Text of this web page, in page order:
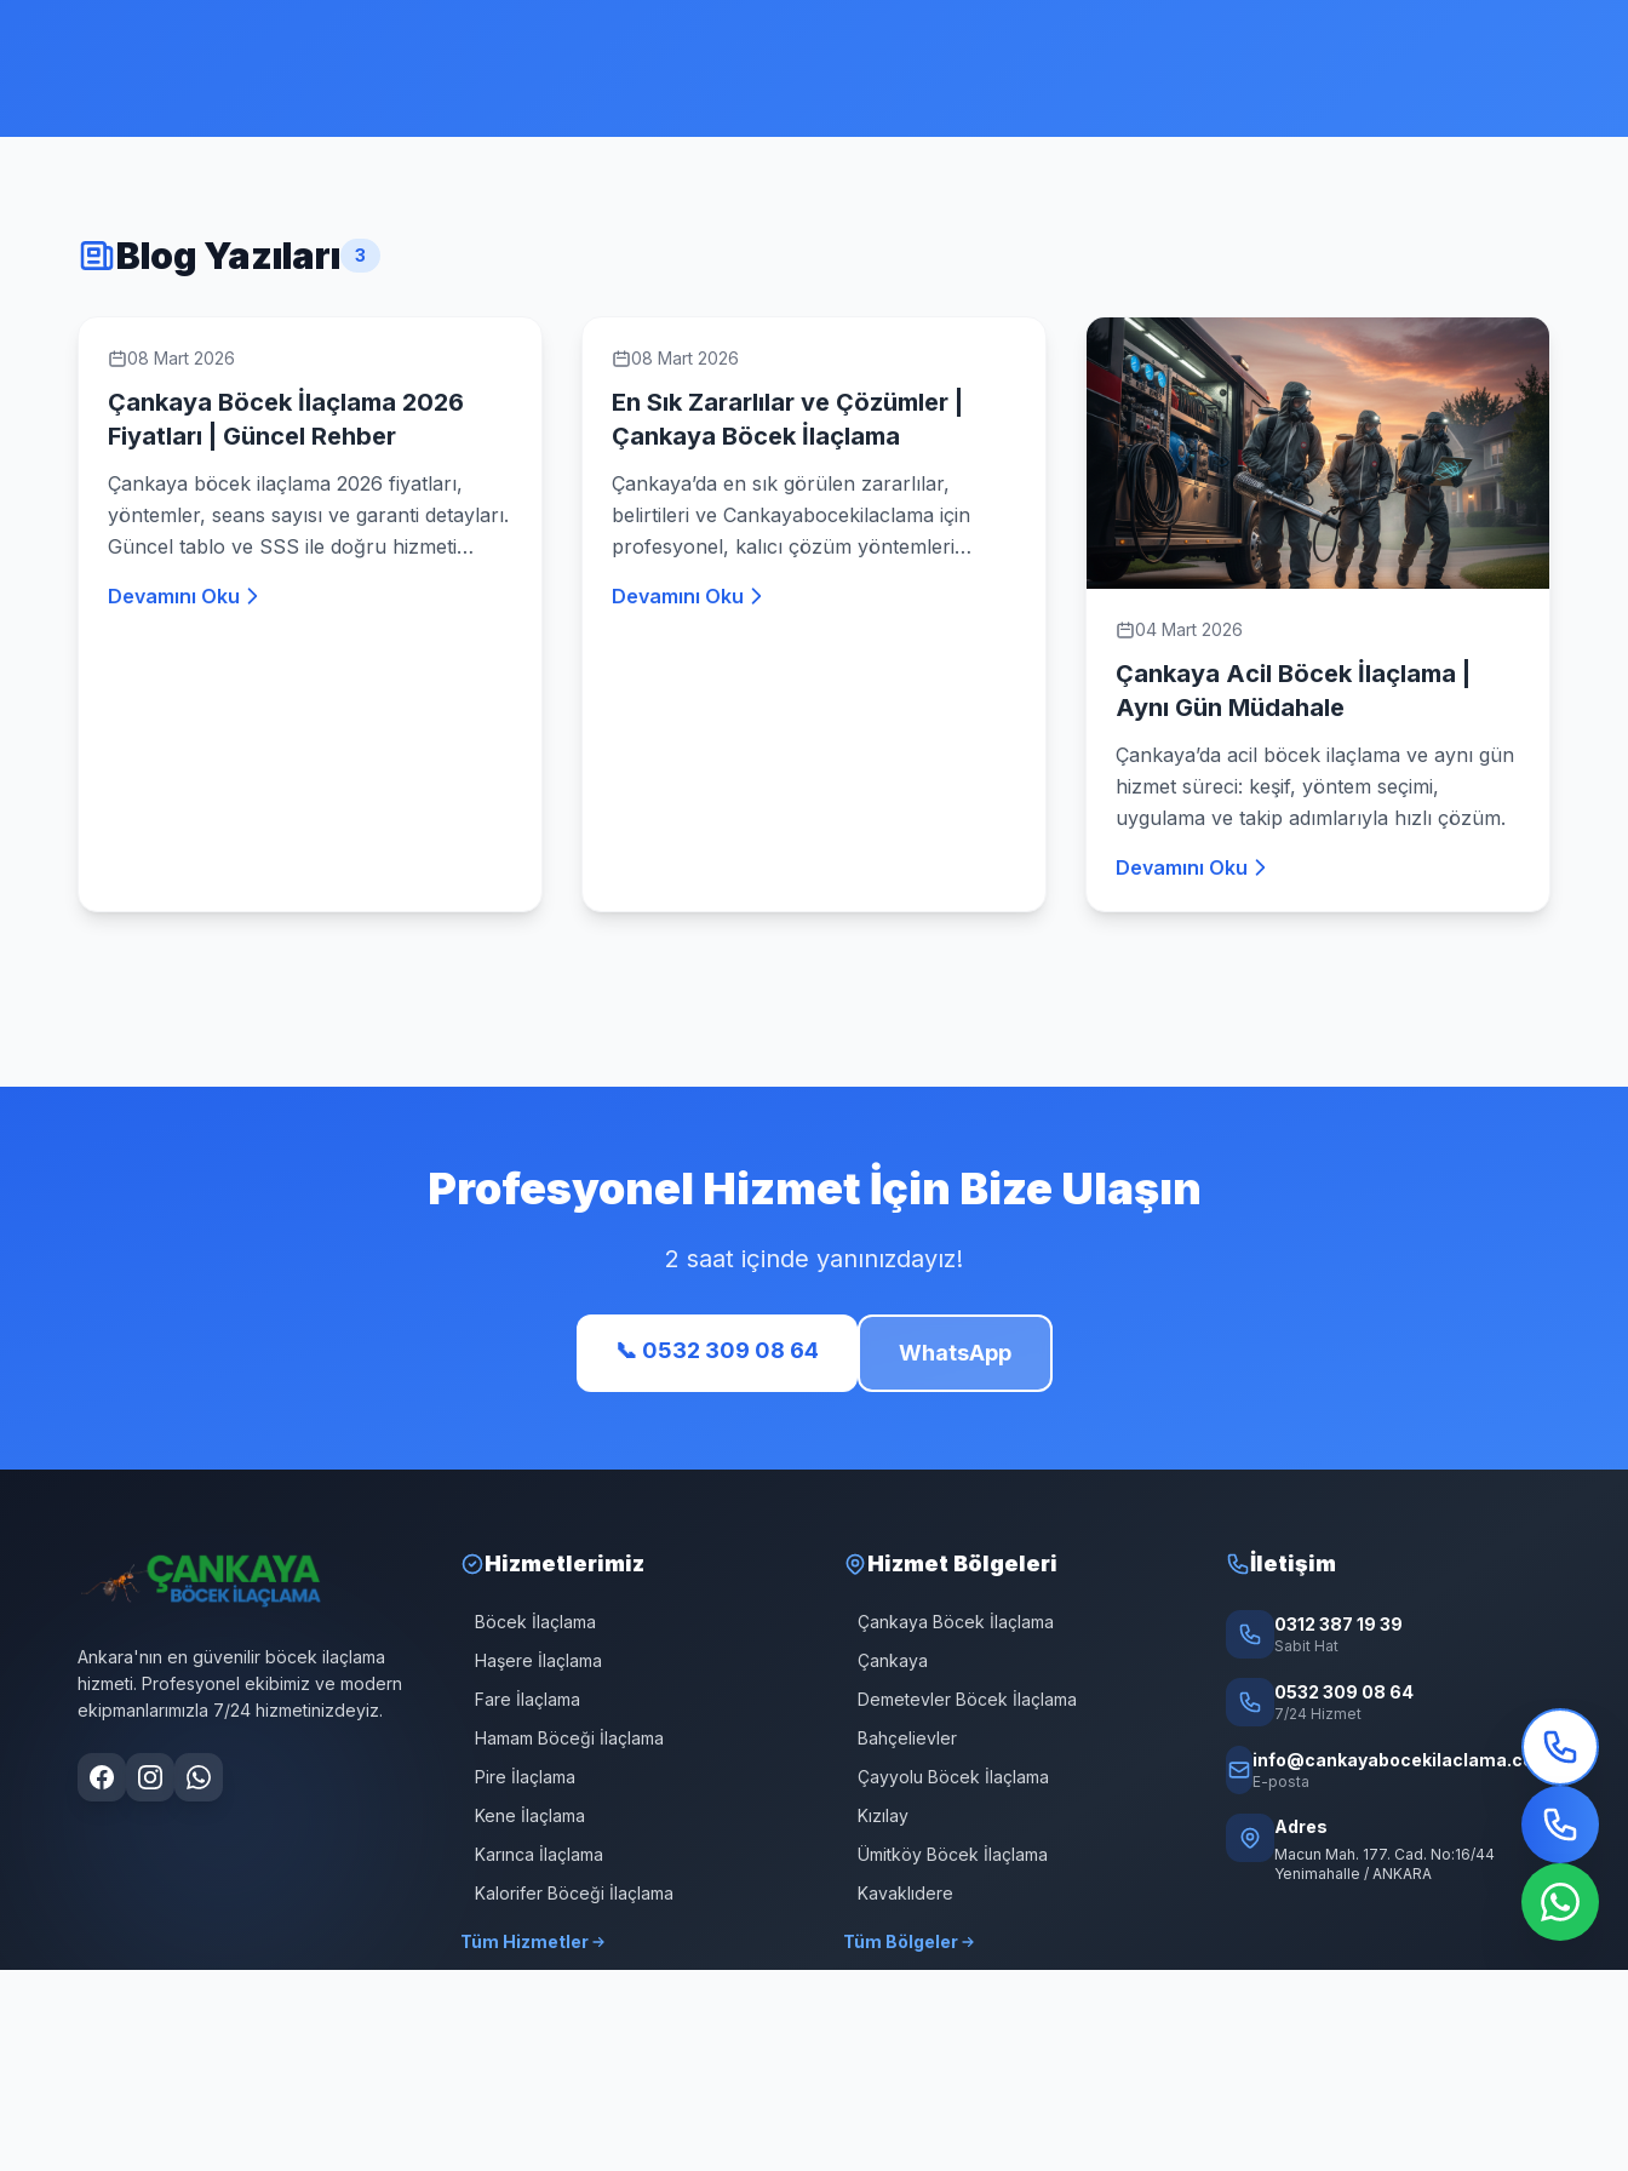
Blog Yazıları 3
08 Mart 2026
Çankaya Böcek İlaçlama 2026
Fiyatları | Güncel Rehber
Çankaya böcek ilaçlama 2026 fiyatları,
yöntemler, seans sayısı ve garanti detayları.
Güncel tablo ve SSS ile doğru hizmeti
Devamını Oku
08 Mart 2026
En Sık Zararlılar ve Çözümler |
Çankaya Böcek İlaçlama
Çankaya’da en sık görülen zararlılar,
belirtileri ve Cankayabocekilaclama için
profesyonel, kalıcı çözüm yöntemleri
Devamını Oku
04 Mart 2026
Çankaya Acil Böcek İlaçlama |
Aynı Gün Müdahale
Çankaya’da acil böcek ilaçlama ve aynı gün
hizmet süreci: keşif, yöntem seçimi,
uygulama ve takip adımlarıyla hızlı çözüm.
Devamını Oku
Profesyonel Hizmet İçin Bize Ulaşın
2 saat içinde yanınızdayız!
📞 0532 309 08 64 WhatsApp
Ankara'nın en güvenilir böcek ilaçlama
hizmeti. Profesyonel ekibimiz ve modern
ekipmanlarımızla 7/24 hizmetinizdeyiz.
Hizmetlerimiz
Böcek İlaçlama
Haşere İlaçlama
Fare İlaçlama
Hamam Böceği İlaçlama
Pire İlaçlama
Kene İlaçlama
Karınca İlaçlama
Kalorifer Böceği İlaçlama
Tüm Hizmetler
Hizmet Bölgeleri
Çankaya Böcek İlaçlama
Çankaya
Demetevler Böcek İlaçlama
Bahçelievler
Çayyolu Böcek İlaçlama
Kızılay
Ümitköy Böcek İlaçlama
Kavaklıdere
Tüm Bölgeler
İletişim
0312 387 19 39
Sabit Hat
0532 309 08 64
7/24 Hizmet
info@cankayabocekilaclama.com
E-posta
Adres
Macun Mah. 177. Cad. No:16/44
Yenimahalle / ANKARA